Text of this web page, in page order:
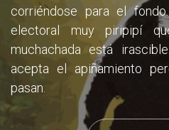
corriéndose para el
electoral muy piripipí
muchachada está
acepta el apiñamiento
pasan.